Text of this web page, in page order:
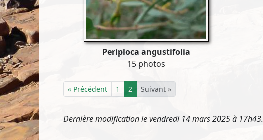
Periploca angustifolia
15 photos
« Précédent 1 2 Suivant »
Dernière modification le vendredi 14 mars 2025 à 17h43.